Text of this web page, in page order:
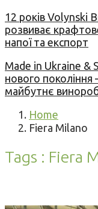
12 років Volynski
розвиває
напої та експорт
Made in Ukraine &
нового
майбутнє
Home
Fiera Milano
Tags : Fiera